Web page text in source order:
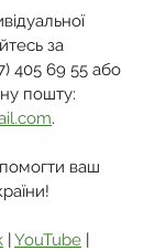
за
405 69 55 або
пошту:
.
ваш
| YouTube |